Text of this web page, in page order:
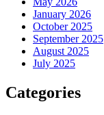
January 2026
October 2025
September 2025
August 2025
July 2025
Categories